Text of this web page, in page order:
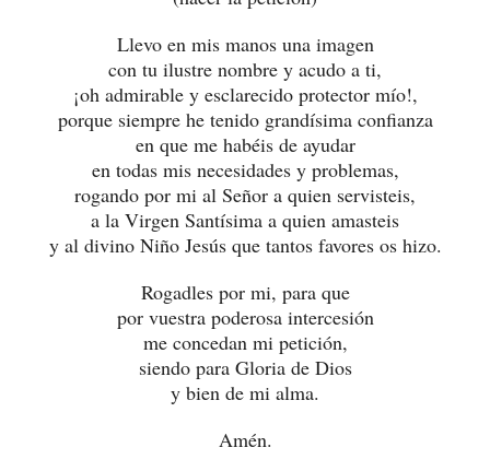
Llevo en mis manos una imagen
con tu ilustre nombre y acudo a ti,
¡oh admirable y esclarecido protector mío!,
porque siempre he tenido grandísima confianza
en que me habéis de ayudar
en todas mis necesidades y problemas,
rogando por mi al Señor a quien servisteis,
a la Virgen Santísima a quien amasteis
y al divino Niño Jesús que tantos favores os hizo.
Rogadles por mi, para que
por vuestra poderosa intercesión
me concedan mi petición,
siendo para Gloria de Dios
y bien de mi alma.
Amén.